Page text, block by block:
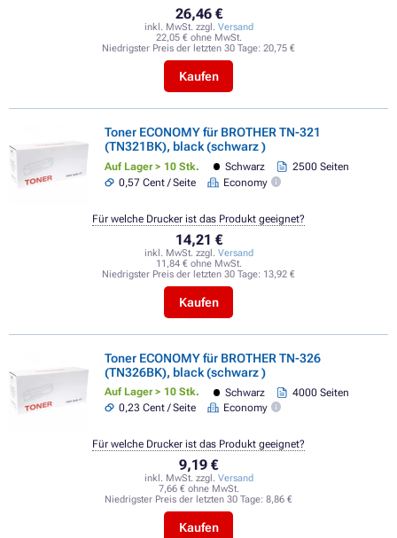
26,46 €
inkl. MwSt. zzgl. Versand
22,05 € ohne MwSt.
Niedrigster Preis der letzten 30 Tage: 20,75 €
Kaufen
Toner ECONOMY für BROTHER TN-321
(TN321BK), black (schwarz )
Auf Lager > 10 Stk. Schwarz
2500 Seiten
0,57 Cent / Seite
Economy
14,21 €
inkl. MwSt. zzgl. Versand
11,84 € ohne MwSt.
Niedrigster Preis der letzten 30 Tage: 13,92 €
Kaufen
Für welche Drucker ist das Produkt geeignet?
Toner ECONOMY für BROTHER TN-326
(TN326BK), black (schwarz )
Auf Lager > 10 Stk. Schwarz
4000 Seiten
0,23 Cent / Seite
Economy
9,19 €
inkl. MwSt. zzgl. Versand
7,66 € ohne MwSt.
Niedrigster Preis der letzten 30 Tage: 8,86 €
Kaufen
Für welche Drucker ist das Produkt geeignet?